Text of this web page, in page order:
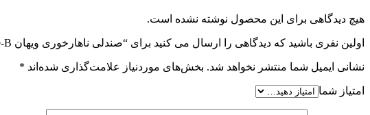
هیچ دیدگاهی برای این محصول نوشته نشده است.
اولین نفری باشید که دیدگاهی را ارسال می کنید برای “صندلی ناهارخوری ویهان Triple-B”
نشانی ایمیل شما منتشر نخواهد شد. بخش‌های موردنیاز علامت‌گذاری شده‌اند *
امتیاز شما